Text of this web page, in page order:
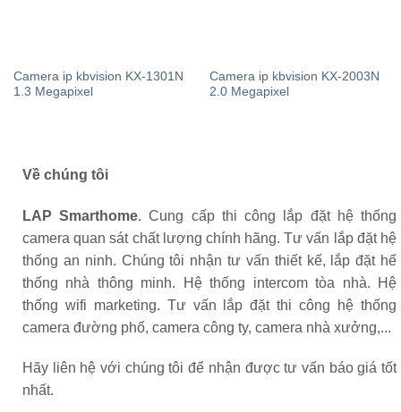
Camera ip kbvision KX-1301N
1.3 Megapixel
Camera ip kbvision KX-2003N
2.0 Megapixel
Về chúng tôi
LAP Smarthome. Cung cấp thi công lắp đặt hệ thống
camera quan sát chất lượng chính hãng. Tư vấn lắp đặt hệ
thống an ninh. Chúng tôi nhận tư vấn thiết kế, lắp đặt hế
thống nhà thông minh. Hệ thống intercom tòa nhà. Hệ
thống wifi marketing. Tư vấn lắp đặt thi công hệ thống
camera đường phố, camera công ty, camera nhà xưởng,...
Hãy liên hệ với chúng tôi để nhận được tư vấn báo giá tốt
nhất.